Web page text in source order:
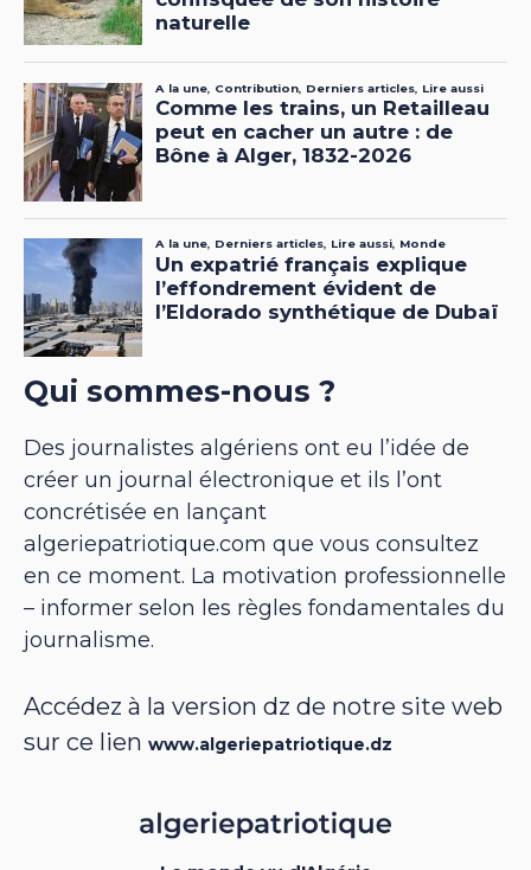
Qui sommes-nous ?
Des journalistes algériens ont eu l’idée de
créer un journal électronique et ils l’ont
concrétisée en lançant
algeriepatriotique.com que vous consultez
en ce moment. La motivation professionnelle
– informer selon les règles fondamentales du
journalisme.
Accédez à la version dz de notre site web
sur ce lien www.algeriepatriotique.dz